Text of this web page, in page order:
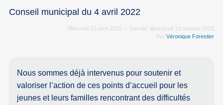
Conseil municipal du 4 avril 2022
Mercredi 13 avril 2022 — Dernier ajout jeudi 12 octobre 2023
Par Véronique Forestier
Nous sommes déjà intervenus pour soutenir et
valoriser l’action de ces points d’accueil pour les
jeunes et leurs familles rencontrant des difficultés